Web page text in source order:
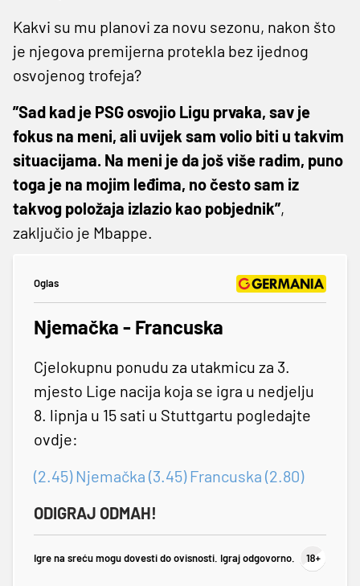
Kakvi su mu planovi za novu sezonu, nakon što
je njegova premijerna protekla bez ijednog
osvojenog trofeja?
”Sad kad je PSG osvojio Ligu prvaka, sav je
fokus na meni, ali uvijek sam volio biti u takvim
situacijama. Na meni je da još više radim, puno
toga je na mojim leđima, no često sam iz
takvog položaja izlazio kao pobjednik”,
zaključio je Mbappe.
Oglas
Njemačka - Francuska
Cjelokupnu ponudu za utakmicu za 3.
mjesto Lige nacija koja se igra u nedjelju
8. lipnja u 15 sati u Stuttgartu pogledajte
ovdje:
(2.45) Njemačka (3.45) Francuska (2.80)
ODIGRAJ ODMAH!
Igre na sreću mogu dovesti do ovisnosti. Igraj odgovorno.